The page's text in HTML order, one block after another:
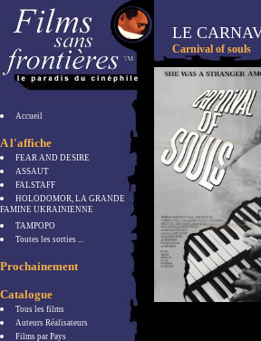
Accueil
A l'affiche
FEAR AND DESIRE
ASSAUT
FALSTAFF
HOLODOMOR, LA GRANDE
FAMINE UKRAINIENNE
TAMPOPO
Toutes les sorties ...
Prochainement
Catalogue
Tous les films
Auteurs Réalisateurs
Films par Pays
LE
Carnival of souls